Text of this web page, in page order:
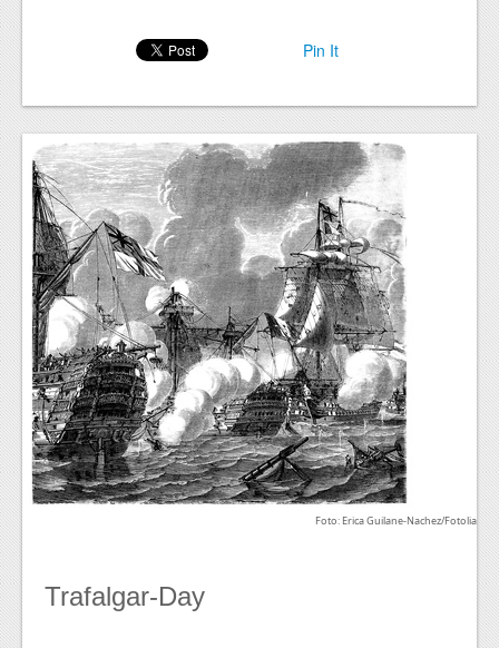
Pin It
Foto: Erica Guilane-Nachez/Fotolia
Trafalgar-Day